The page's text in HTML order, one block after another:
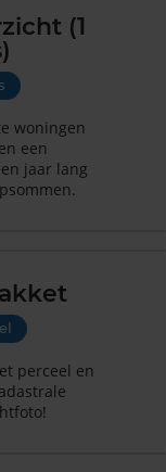
(1
woningen
een
jaar lang
perceel en